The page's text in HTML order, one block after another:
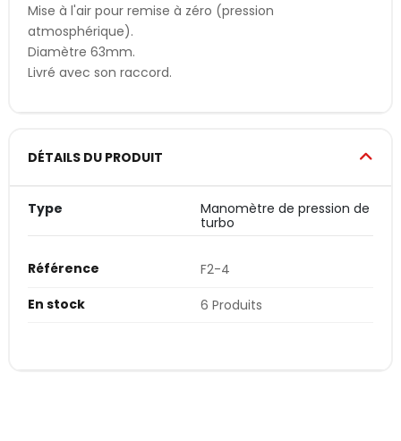
Mise à l'air pour remise à zéro (pression
atmosphérique).
Diamètre 63mm.
Livré avec son raccord.
DÉTAILS DU PRODUIT
Type
Manomètre de pression de
turbo
Référence
F2-4
En stock
6 Produits